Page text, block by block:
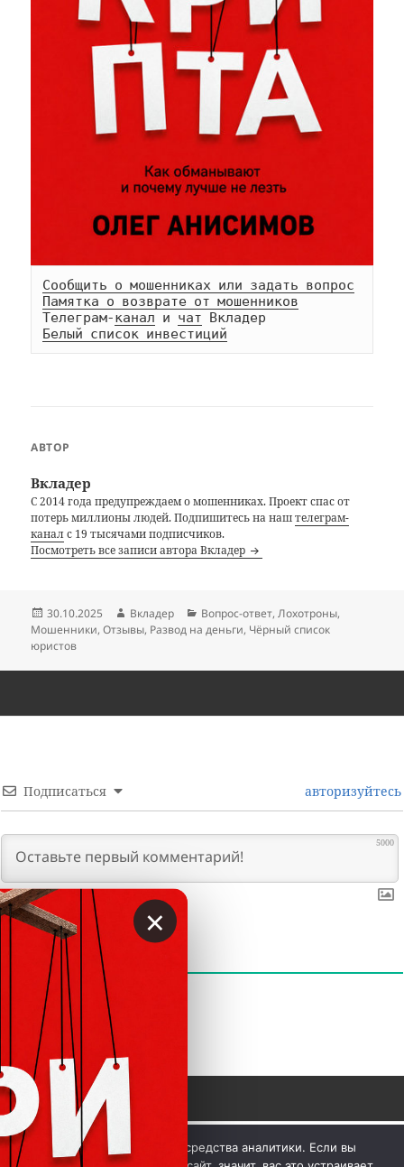
Сообщить о мошенниках или задать вопрос
Памятка о возврате от мошенников
Телеграм-канал и чат
Белый список инвестиций
АВТОР
Вкладер
С 2014 года предупреждаем о мошенниках. Проект спас от
потерь миллионы людей. Подпишитесь на наштелеграм-
каналс 19 тысячами подписчиков.
Посмотреть все записи автора Вкладер
Опубликовано
30.10.2025 Автор
Вкладер Рубрики
Вопрос-ответ,Лохотроны,
Мошенники,Отзывы, Развод на деньги, Чёрный список
юристов
Подписаться авторизуйтесь
5000
КОММЕНТАРИИ
гиперссылкой на сайт vklader.com или
Мы используем куки и средства аналитики. Если вы
×